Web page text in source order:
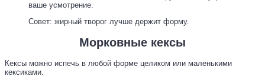
ваше усмотрение.
Совет: жирный творог лучше держит форму.
Морковные кексы
Кексы можно испечь в любой форме целиком или маленькими
кексиками.